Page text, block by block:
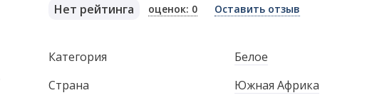
Нет рейтинга оценок: 0 Оставить отзыв
Категория
Белое
Страна
Южная Африка